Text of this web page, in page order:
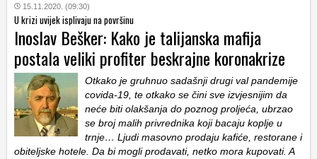
15.11.2020. (09:30)
U krizi uvijek isplivaju na površinu
Inoslav Bešker: Kako je talijanska mafija
postala veliki profiter beskrajne koronakrize
Otkako je gruhnuo sadašnji drugi val pandemije
covida-19, te otkako se čini sve izvjesnijim da
neće biti olakšanja do poznog proljeća, ubrzao
se broj malih privrednika koji bacaju koplje u
trnje… Ljudi masovno prodaju kafiće, restorane i
obiteljske hotele. Da bi mogli prodavati, netko mora kupovati. A